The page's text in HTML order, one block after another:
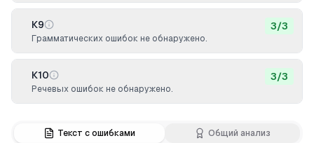
Текст с ошибками Общий анализ
К9
Грамматических ошибок не обнаружено.
3/3
К10
Речевых ошибок не обнаружено.
3/3